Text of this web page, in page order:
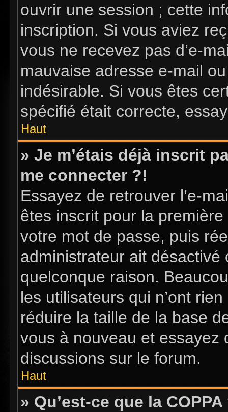
ouvrir une session ; cette
inscription. Si vous aviez
vous ne recevez pas d’e-
mauvaise adresse e-mail
indésirable. Si vous êtes
spécifié était correcte,
Haut
» Je m’étais déjà inscrit
me connecter ?!
Essayez de retrouver l’e-
êtes inscrit pour la
votre mot de passe, puis
administrateur ait
quelconque raison.
les utilisateurs qui n’ont
réduire la taille de la base
vous à nouveau et essayez
discussions sur le forum.
Haut
» Qu’est-ce que la COPPA